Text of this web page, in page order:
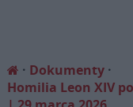
Dokumenty
Homilia Leon XIV